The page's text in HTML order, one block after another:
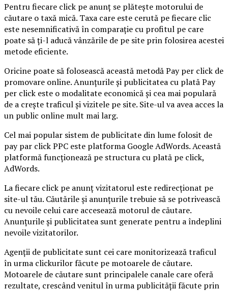
Pentru fiecare click pe anunț se plătește motorului de
căutare o taxă mică. Taxa care este cerută pe fiecare clic
este nesemnificativă în comparație cu profitul pe care
poate să ți-l aducă vânzările de pe site prin folosirea acestei
metode eficiente.
Oricine poate să folosească această metodă Pay per click de
promovare online. Anunțurile și publicitatea cu plată Pay
per click este o modalitate economică și cea mai populară
de a crește traficul și vizitele pe site. Site-ul va avea acces la
un public online mult mai larg.
Cel mai popular sistem de publicitate din lume folosit de
pay par click PPC este platforma Google AdWords. Această
platformă funcționează pe structura cu plată pe click,
AdWords.
La fiecare click pe anunț vizitatorul este redirecționat pe
site-ul tău. Căutările și anunțurile trebuie să se potrivească
cu nevoile celui care accesează motorul de căutare.
Anunțurile și publicitatea sunt generate pentru a îndeplini
nevoile vizitatorilor.
Agenții de publicitate sunt cei care monitorizează traficul
în urma clickurilor făcute pe motoarele de căutare.
Motoarele de căutare sunt principalele canale care oferă
rezultate, crescând venitul în urma publicității făcute prin